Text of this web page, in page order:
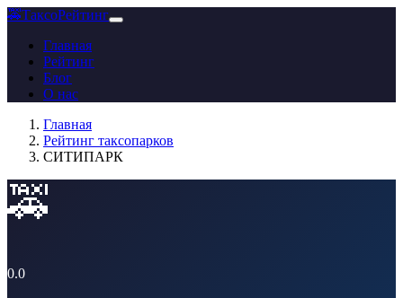
🚕ТаксоРейтинг
Главная
Рейтинг
Блог
О нас
Главная
Рейтинг таксопарков
СИТИПАРК
🚕
0.0